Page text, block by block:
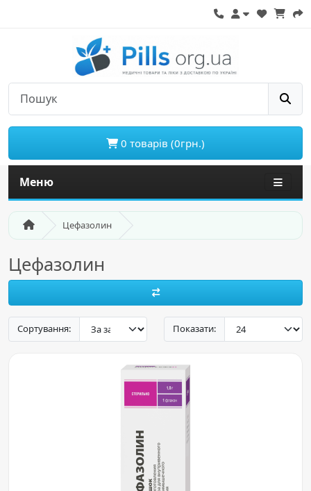
0 товарів (0грн.)
Меню
Цефазолин
Цефазолин
Сортування: Показати: